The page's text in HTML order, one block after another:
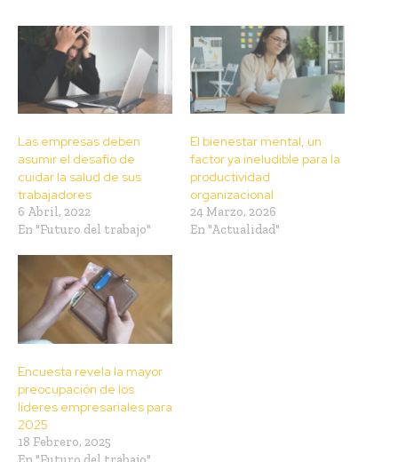
Las empresas deben
asumir el desafío de
cuidar la salud de sus
trabajadores
6 Abril, 2022
En "Futuro del trabajo"
El bienestar mental, un
factor ya ineludible para la
productividad
organizacional
24 Marzo, 2026
En "Actualidad"
Encuesta revela la mayor
preocupación de los
líderes empresariales para
2025
18 Febrero, 2025